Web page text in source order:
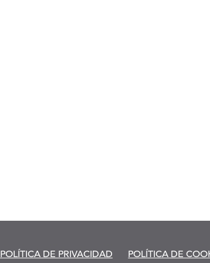
POLÍTICA DE PRIVACIDAD POLÍTICA DE